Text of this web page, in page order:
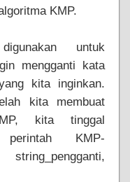
KMP.
untuk
mengganti kata
kita inginkan.
kita membuat
kita tinggal
perintah KMP-
string_pengganti,